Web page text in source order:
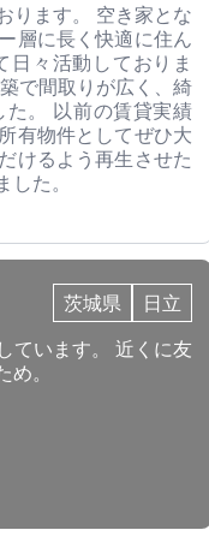
ります。 空き家とな
層に長く快適に住ん
々活動しておりま
で間取りが広く、綺
。 以前の賃貸実績
有物件としてぜひ大
けるよう再生させた
た。
茨城県
日立
ています。 近くに友
。